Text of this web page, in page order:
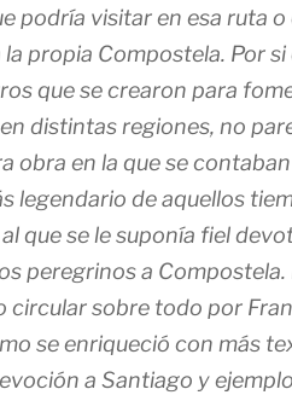
podría visitar en esa ruta o
la propia Compostela. Por
que se crearon para
distintas regiones, no
obra en la que se
legendario de aquellos
que se le suponía fiel
peregrinos a
circular sobre todo por
se enriqueció con más
a Santiago y